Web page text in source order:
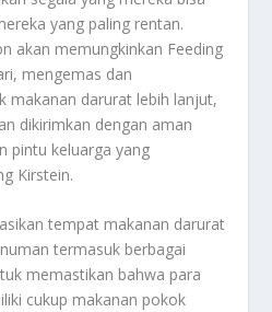
yang paling rentan.
akan memungkinkan Feeding
mengemas dan
makanan darurat lebih lanjut,
dikirimkan dengan aman
pintu keluarga yang
Kirstein.
tempat makanan darurat
termasuk berbagai
memastikan bahwa para
cukup makanan pokok